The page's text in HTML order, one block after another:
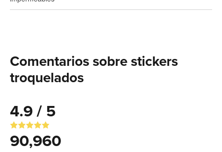
Comentarios sobre stickers
troquelados
4.9 / 5
90,960